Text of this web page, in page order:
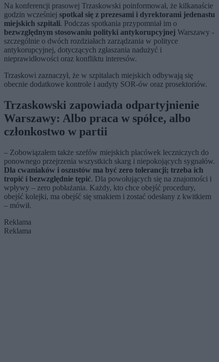
Na konferencji prasowej Trzaskowski poinformował, że kilkanaście
godzin wcześniej spotkał się z prezesami i dyrektorami jedenastu
miejskich szpitali. Podczas spotkania przypomniał im o
bezwzględnym stosowaniu polityki antykorupcyjnej Warszawy -
szczególnie o dwóch rozdziałach zarządzania w polityce
antykorupcyjnej, dotyczących zgłaszania nadużyć i
nieprawidłowości oraz konfliktu interesów.
Trzaskowi zaznaczył, że w szpitalach miejskich odbywają się
obecnie dodatkowe kontrole i audyty SOR-ów oraz prosektoriów.
Trzaskowski zapowiada odpartyjnienie
Warszawy: Albo praca w spółce, albo
członkostwo w partii
– Zobowiązałem także szefów miejskich placówek leczniczych do
ponownego przejrzenia wszystkich skarg i niepokojących sygnałów.
Dla cwaniaków i oszustów ma być zero tolerancji; trzeba ich
tropić i bezwzględnie tępić. Dla powołujących się na znajomości i
wpływy – zero pobłażania. Każdy, kto chce obejść procedury,
obejść kolejki, ma obejść się smakiem i zostać odesłany z kwitkiem
– mówił.
Reklama
Reklama